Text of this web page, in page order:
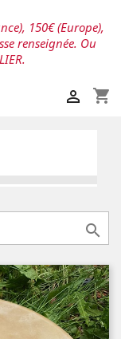
150€ (Europe),
renseignée. Ou
shopping_cart

